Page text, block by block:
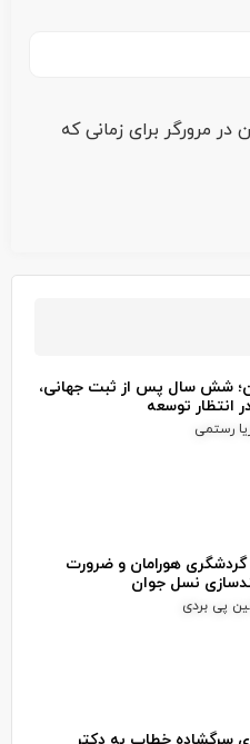
مرورگر برای زمانی که
شش سال پس از ثبت جهانی،
انتظار توسعه
رستمی
گردشگری هورامان و ضرورت
نسل جوان
پی بردی